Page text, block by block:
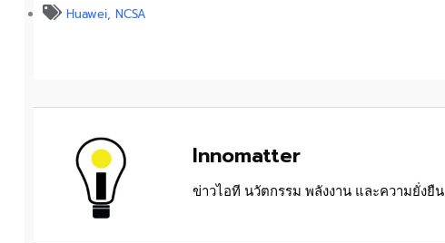
Huawei, NCSA
Innomatter
ข่าวไอที นวัตกรรม พลังงาน และความยั่งยืน